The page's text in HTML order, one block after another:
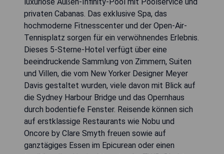
luxuriöse Außen-Infinity-Pool mit Poolservice und
privaten Cabanas. Das exklusive Spa, das
hochmoderne Fitnesscenter und der Open-Air-
Tennisplatz sorgen für ein verwöhnendes Erlebnis.
Dieses 5-Sterne-Hotel verfügt über eine
beeindruckende Sammlung von Zimmern, Suiten
und Villen, die vom New Yorker Designer Meyer
Davis gestaltet wurden, viele davon mit Blick auf
die Sydney Harbour Bridge und das Opernhaus
durch bodentiefe Fenster. Reisende können sich
auf erstklassige Restaurants wie Nobu und
Oncore by Clare Smyth freuen sowie auf
ganztägiges Essen im Epicurean oder einen